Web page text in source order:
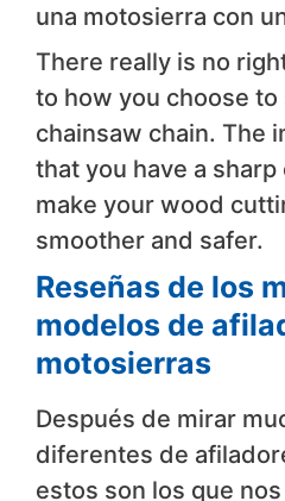
una motosierra con
There really is no
to how you choose
chainsaw chain. The
that you have a
make your wood
smoother and safer.
Reseñas de los
modelos de
motosierras
Después de mirar
diferentes de
estos son los que